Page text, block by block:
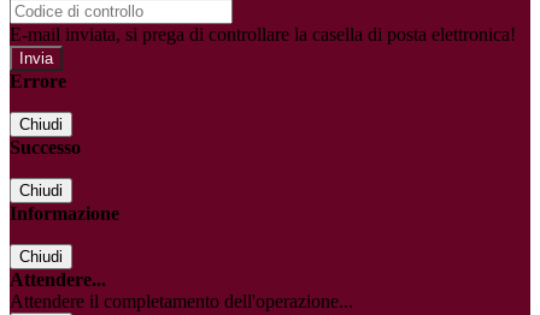
E-mail inviata, si prega di controllare la casella di posta elettronica!
Errore
Chiudi
Successo
Chiudi
Informazione
Chiudi
Attendere...
Attendere il completamento dell'operazione...